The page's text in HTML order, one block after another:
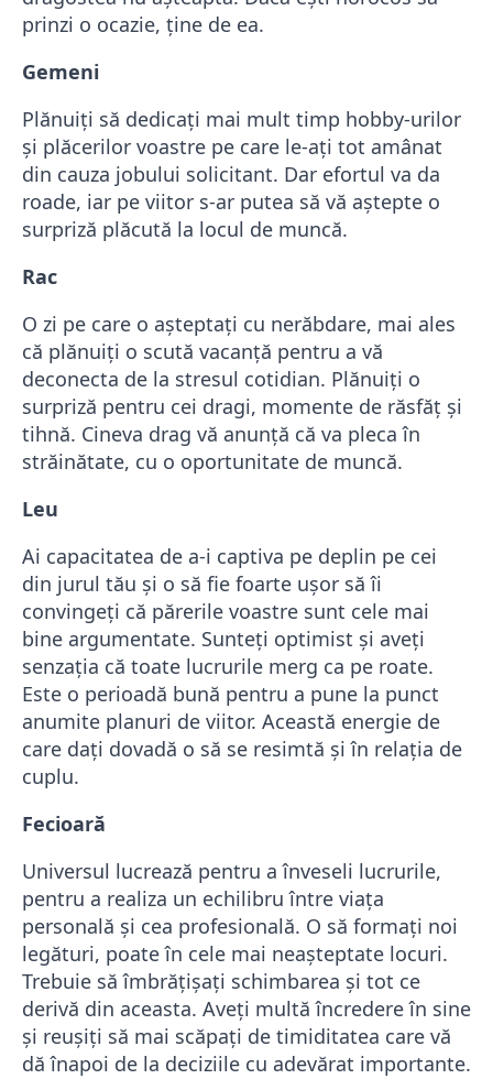
prinzi o ocazie, ține de ea.
Gemeni
Plănuiți să dedicați mai mult timp hobby-urilor
și plăcerilor voastre pe care le-ați tot amânat
din cauza jobului solicitant. Dar efortul va da
roade, iar pe viitor s-ar putea să vă aștepte o
surpriză plăcută la locul de muncă.
Rac
O zi pe care o așteptați cu nerăbdare, mai ales
că plănuiți o scută vacanță pentru a vă
deconecta de la stresul cotidian. Plănuiți o
surpriză pentru cei dragi, momente de răsfăț și
tihnă. Cineva drag vă anunță că va pleca în
străinătate, cu o oportunitate de muncă.
Leu
Ai capacitatea de a-i captiva pe deplin pe cei
din jurul tău și o să fie foarte uşor să îi
convingeţi că părerile voastre sunt cele mai
bine argumentate. Sunteţi optimist şi aveţi
senzaţia că toate lucrurile merg ca pe roate.
Este o perioadă bună pentru a pune la punct
anumite planuri de viitor. Această energie de
care daţi dovadă o să se resimtă şi în relaţia de
cuplu.
Fecioară
Universul lucrează pentru a înveseli lucrurile,
pentru a realiza un echilibru între viaţa
personală şi cea profesională. O să formaţi noi
legături, poate în cele mai neaşteptate locuri.
Trebuie să îmbrăţişaţi schimbarea şi tot ce
derivă din aceasta. Aveţi multă încredere în sine
şi reuşiţi să mai scăpaţi de timiditatea care vă
dă înapoi de la deciziile cu adevărat importante.